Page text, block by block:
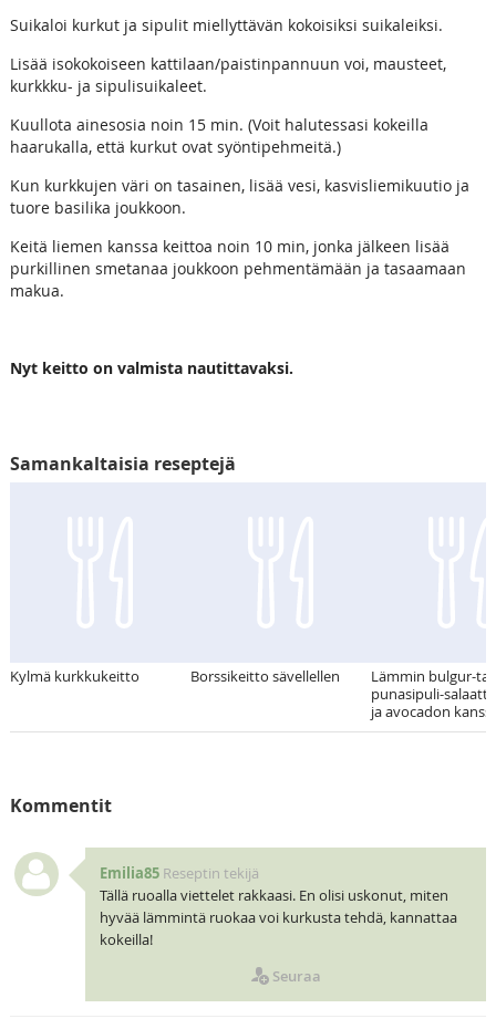
Suikaloi kurkut ja sipulit miellyttävän kokoisiksi suikaleiksi.
Lisää isokokoiseen kattilaan/paistinpannuun voi, mausteet,
kurkkku- ja sipulisuikaleet.
Kuullota ainesosia noin 15 min. (Voit halutessasi kokeilla
haarukalla, että kurkut ovat syöntipehmeitä.)
Kun kurkkujen väri on tasainen, lisää vesi, kasvisliemikuutio ja
tuore basilika joukkoon.
Keitä liemen kanssa keittoa noin 10 min, jonka jälkeen lisää
purkillinen smetanaa joukkoon pehmentämään ja tasaamaan
makua.
Nyt keitto on valmista nautittavaksi.
Samankaltaisia reseptejä
Kylmä kurkkukeitto Borssikeitto sävellellen
Lämmin bulgur-
punasipuli-salaatti
ja avocadon
Kommentit
Emilia85 Reseptin tekijä
Tällä ruoalla viettelet rakkaasi. En olisi uskonut, miten
hyvää lämmintä ruokaa voi kurkusta tehdä, kannattaa
kokeilla!
Seuraa